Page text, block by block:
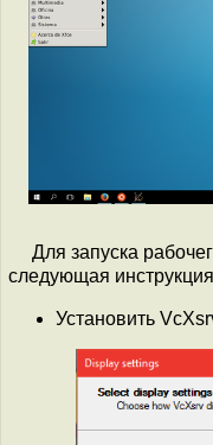
Для запуска
следующая
Установить